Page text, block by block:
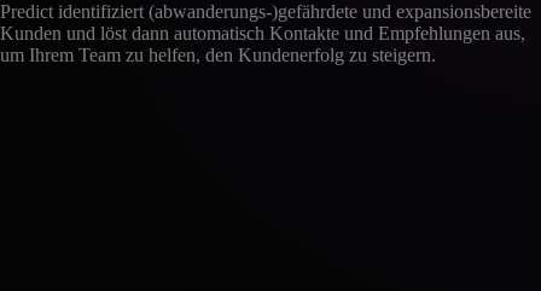
Predict identifiziert (abwanderungs-)gefährdete und expansionsbereite
Kunden und löst dann automatisch Kontakte und Empfehlungen aus,
um Ihrem Team zu helfen, den Kundenerfolg zu steigern.